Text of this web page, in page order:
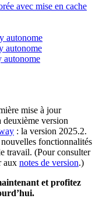
avec mise en cache
autonome
autonome
autonome
mise à jour
deuxième version
: la version 2025.2.
fonctionnalités
travail. (Pour consulter
aux notes de version.)
et profitez